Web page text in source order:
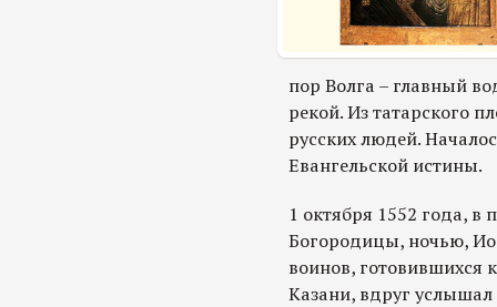
пор Волга – главный
рекой. Из татарского
русских людей.
Евангельской истины.
1 октября 1552 года, в
Богородицы, ночью,
воинов, готовившихся
Казани, вдруг услышал